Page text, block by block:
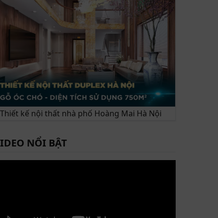
Thiết kế nội thất nhà phố Hoàng Mai Hà Nội
NỔI BẬT